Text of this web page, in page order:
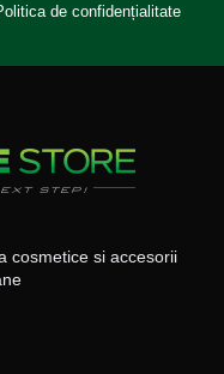
de confidențialitate
cosmetice si accesorii